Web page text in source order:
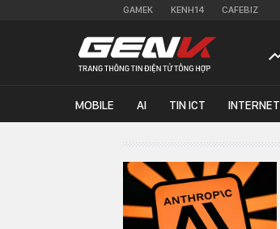
GAMEK KENH14 CAFEBIZ
MOBILE AI TIN ICT INTERNET